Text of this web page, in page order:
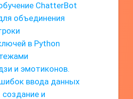
ChatterBot
объединения
в Python
и эмотиконов.
ввода данных
и